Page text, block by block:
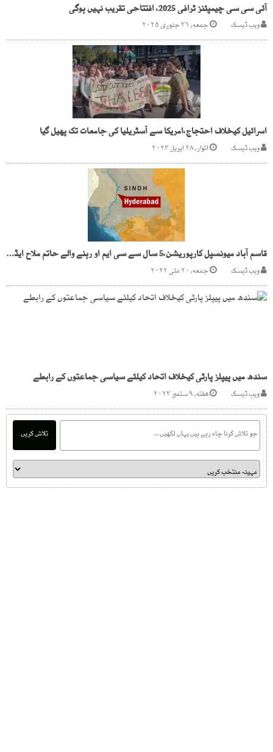
آئی سی سی چیمپئنز ٹرافی 2025، افتتاحی تقریب نہیں ہوگی
ویب ڈیسک جمعه, ۳۱ جنوری ۲۰۲۵
اسرائیل کیخلاف احتجاج،امریکا سے آسٹریلیا کی جامعات تک پھیل گیا
ویب ڈیسک اتوار, ۲۸ اپریل ۲۰۲۴
قاسم آباد میونسپل کارپوریشن،5 سال سے سی ایم او رہنے والے حاتم ملاح ایڈمنسٹریٹر مقرر
ویب ڈیسک جمعه, ۲۰ مئی ۲۰۲۲
سندھ میں پیپلز پارٹی کیخلاف اتحاد کیلئے سیاسی جماعتوں کے رابطے
ویب ڈیسک هفته, ۹ ستمبر ۲۰۲۳
تلاش کریں